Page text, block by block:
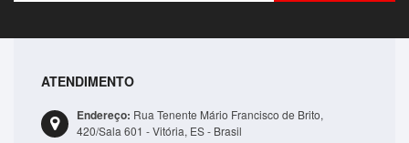
R$41,99
ATENDIMENTO
Endereço: Rua Tenente Mário Francisco de Brito,
420/Sala 601 - Vitória, ES - Brasil